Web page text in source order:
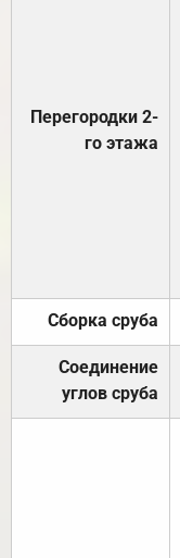
Перегородки 2-
го этажа
Сборка сруба
Соединение
углов сруба